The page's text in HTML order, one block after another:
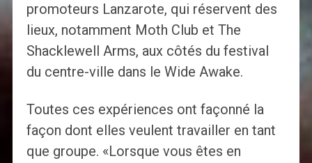
promoteurs Lanzarote, qui réservent des
lieux, notamment Moth Club et The
Shacklewell Arms, aux côtés du festival
du centre-ville dans le Wide Awake.
Toutes ces expériences ont façonné la
façon dont elles veulent travailler en tant
que groupe. «Lorsque vous êtes en